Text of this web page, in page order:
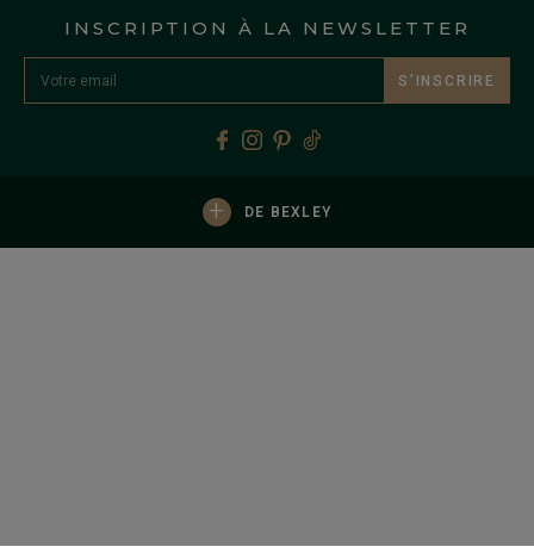
INSCRIPTION À LA NEWSLETTER
S’INSCRIRE
+ DE BEXLEY